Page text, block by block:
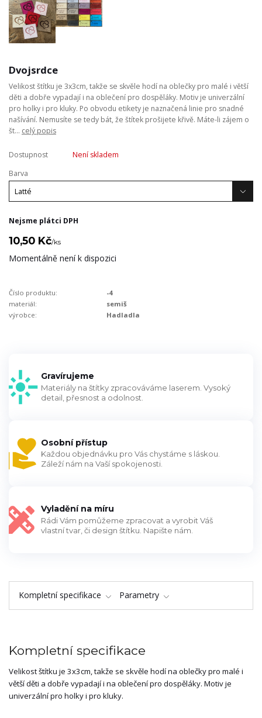
Dvojsrdce
Velikost štítku je 3x3cm, takže se skvěle hodí na oblečky pro malé i větší
děti a dobře vypadají i na oblečení pro dospěláky. Motiv je univerzální
pro holky i pro kluky. Po obvodu etikety je naznačená linie pro snadné
našívání. Nemusíte se tedy bát, že štítek prošijete křivě. Máte-li zájem o
št... celý popis
Dostupnost
Není skladem
Barva
Nejsme plátci DPH
10,50 Kč/ks
Momentálně není k dispozici
Číslo produktu:
-4
materiál:
semiš
výrobce:
Hadladla
Gravírujeme
Materiály na štítky zpracováváme laserem. Vysoký
detail, přesnost a odolnost.
Osobní přístup
Každou objednávku pro Vás chystáme s láskou.
Záleží nám na Vaší spokojenosti.
Vyladění na míru
Rádi Vám pomůžeme zpracovat a vyrobit Váš
vlastní tvar, či design štítku. Napište nám.
Kompletní specifikace Parametry
Kompletní specifikace
Velikost štítku je 3x3cm, takže se skvěle hodí na oblečky pro malé i
větší děti a dobře vypadají i na oblečení pro dospěláky. Motiv je
univerzální pro holky i pro kluky.